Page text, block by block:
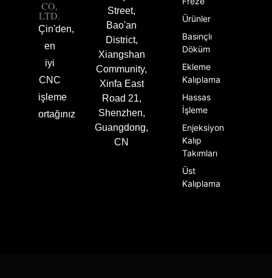
CO,
LTD.
Çin'den,
en
iyi
CNC
işleme
ortağınız
Street,
Bao'an
District,
Xiangshan
Community,
Xinfa East
Road 21,
Shenzhen,
Guangdong,
CN
Ürünler
Basınçlı
Döküm
Ekleme
Kalıplama
Hassas
İşleme
Enjeksiyon
Kalıp
Takımları
Üst
Kalıplama